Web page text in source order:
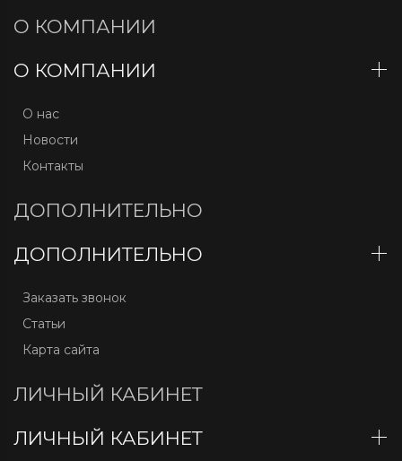
О КОМПАНИИ
О КОМПАНИИ
О нас
Новости
Контакты
ДОПОЛНИТЕЛЬНО
ДОПОЛНИТЕЛЬНО
Заказать звонок
Статьи
Карта сайта
ЛИЧНЫЙ КАБИНЕТ
ЛИЧНЫЙ КАБИНЕТ